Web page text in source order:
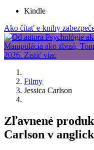
Kindle
Ako čítať e-knihy
Filmy
Jessica Carlson
Zľavnené
Carlson v